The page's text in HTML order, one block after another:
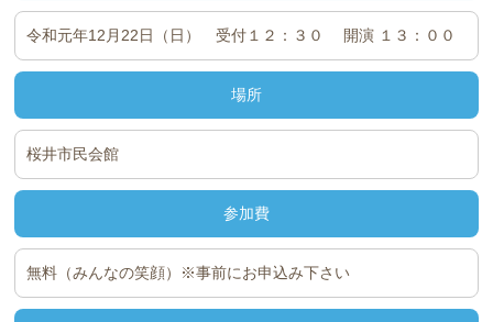
令和元年12月22日（日） 受付１２：３０ 開演 １３：００
場所
桜井市民会館
参加費
無料（みんなの笑顔）※事前にお申込み下さい